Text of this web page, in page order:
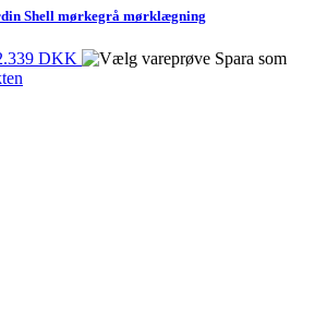
Shell mørkegrå mørklægning
DKK
Spara som